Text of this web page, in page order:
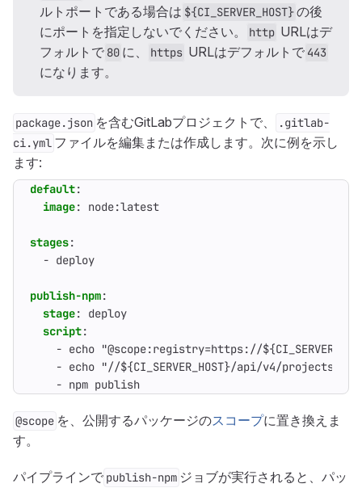
ルトポートである場合は ${CI_SERVER_HOST}の後
にポートを指定しないでください。
http URLはデ
フォルトで 80 に、 https URLはデフォルトで 443
になります。
package.json を含むGitLabプロジェクトで、
.gitlab-
ci.yml ファイルを編集または作成します。次に例を示し
ます:
default:
image: node:latest
stages:
- deploy
publish-npm:
stage:
deploy
script:
- echo "@scope:registry=https://
- echo "//${CI_SERVER_HOST}/api/v4/projects/
- npm publish
@scope を、公開するパッケージのスコープに置き換えま
す。
パイプラインで publish-npm ジョブが実行されると、パッ